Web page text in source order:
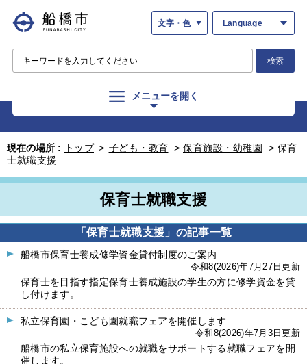
文字・色 Language
検索
メニューを開く
現在の場所 : トップ > 子ども・教育 > 保育施設・幼稚園 > 保育
士就職支援
保育士就職支援
「保育士就職支援」の記事一覧
船橋市保育士養成修学資金貸付制度のご案内
令和8(2026)年7月27日更新
保育士を目指す指定保育士養成施設の学生の方に修学資金を貸
し付けます。
私立保育園・こども園就職フェアを開催します
令和8(2026)年7月3日更新
船橋市の私立保育施設への就職をサポートする就職フェアを開
催します。